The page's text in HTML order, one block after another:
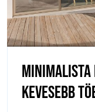
kevesebb